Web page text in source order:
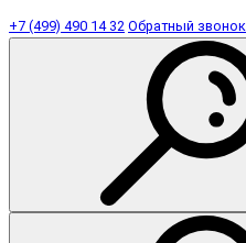
+7 (499) 490 14 32 Обратный звонок